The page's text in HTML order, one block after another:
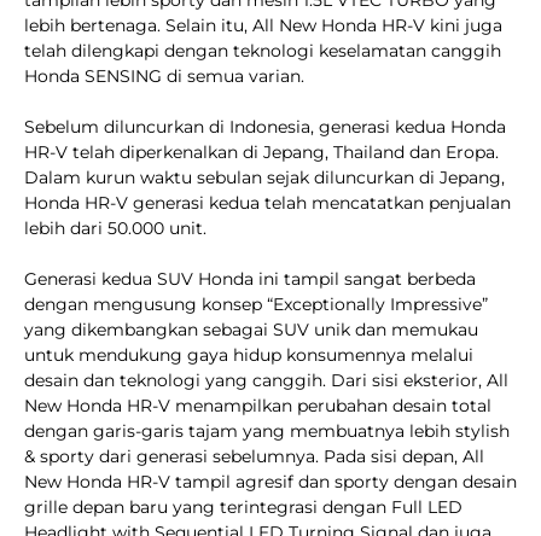
lebih bertenaga. Selain itu, All New Honda HR-V kini juga
telah dilengkapi dengan teknologi keselamatan canggih
Honda SENSING di semua varian.
Sebelum diluncurkan di Indonesia, generasi kedua Honda
HR-V telah diperkenalkan di Jepang, Thailand dan Eropa.
Dalam kurun waktu sebulan sejak diluncurkan di Jepang,
Honda HR-V generasi kedua telah mencatatkan penjualan
lebih dari 50.000 unit.
Generasi kedua SUV Honda ini tampil sangat berbeda
dengan mengusung konsep “Exceptionally Impressive”
yang dikembangkan sebagai SUV unik dan memukau
untuk mendukung gaya hidup konsumennya melalui
desain dan teknologi yang canggih. Dari sisi eksterior, All
New Honda HR-V menampilkan perubahan desain total
dengan garis-garis tajam yang membuatnya lebih stylish
& sporty dari generasi sebelumnya. Pada sisi depan, All
New Honda HR-V tampil agresif dan sporty dengan desain
grille depan baru yang terintegrasi dengan Full LED